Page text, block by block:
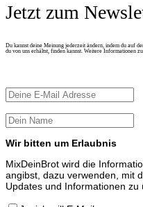
Jetzt zum
Du kannst deine Meinung jederzeit ändern, indem du auf
du von uns erhältst, finden kannst. Weitere Informationen
Wir bitten um Erlaubnis
MixDeinBrot wird die
angibst, dazu verwenden, mit
Updates und Informationen zu